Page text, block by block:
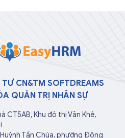
CN&TM SOFTDREAMS
QUẢN TRỊ NHÂN SỰ
CT5AB, Khu đô thị Văn Khê,
Tấn Chùa, phường Đông